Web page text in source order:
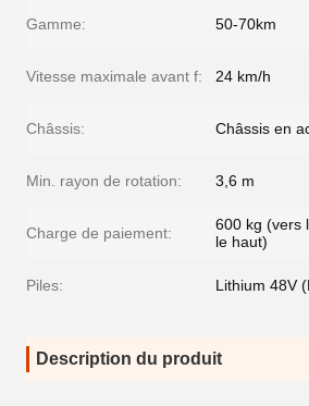
Gamme: 50-70km
Vitesse maximale avant f: 24 km/h
Châssis: Châssis en
Min. rayon de rotation: 3,6 m
Charge de paiement:
600 kg (vers
le haut)
Piles: Lithium 48V
Description du produit